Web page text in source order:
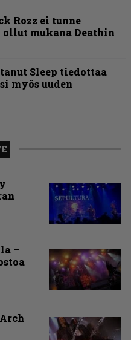
Rozz ei tunne
mukana Deathin
Sleep tiedottaa
myös uuden
–